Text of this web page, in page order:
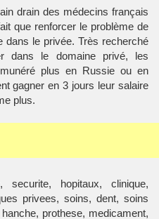
drain des médecins français
que renforcer le problème de
dans le privée. Très recherché
dans le domaine privé, les
plus en Russie ou en
gagner en 3 jours leur salaire
plus.
hopitaux, clinique,
privees, soins, dent, soins
prothese, medicament,